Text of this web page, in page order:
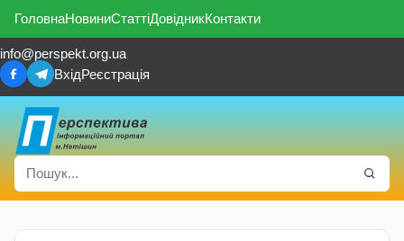
ГоловнаНовиниСтаттіДовідникКонтакти
info@perspekt.org.ua
ВхідРеєстрація